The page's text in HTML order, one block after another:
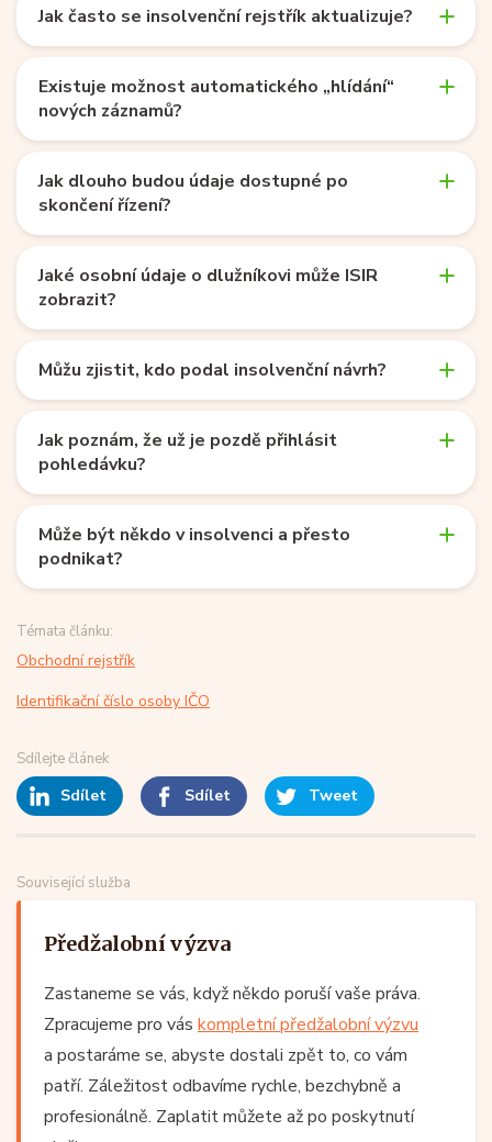
Jak často se insolvenční rejstřík aktualizuje?
Existuje možnost automatického „hlídání“
nových záznamů?
Jak dlouho budou údaje dostupné po
skončení řízení?
Jaké osobní údaje o dlužníkovi může ISIR
zobrazit?
Můžu zjistit, kdo podal insolvenční návrh?
Jak poznám, že už je pozdě přihlásit
pohledávku?
Může být někdo v insolvenci a přesto
podnikat?
Témata článku:
Obchodní rejstřík
Identifikační číslo osoby IČO
Sdílejte článek
Sdílet Sdílet Tweet
Související služba
Předžalobní výzva
Zastaneme se vás, když někdo poruší vaše práva.
Zpracujeme pro vás kompletní předžalobní výzvu
a postaráme se, abyste dostali zpět to, co vám
patří. Záležitost odbavíme rychle, bezchybně a
profesionálně. Zaplatit můžete až po poskytnutí